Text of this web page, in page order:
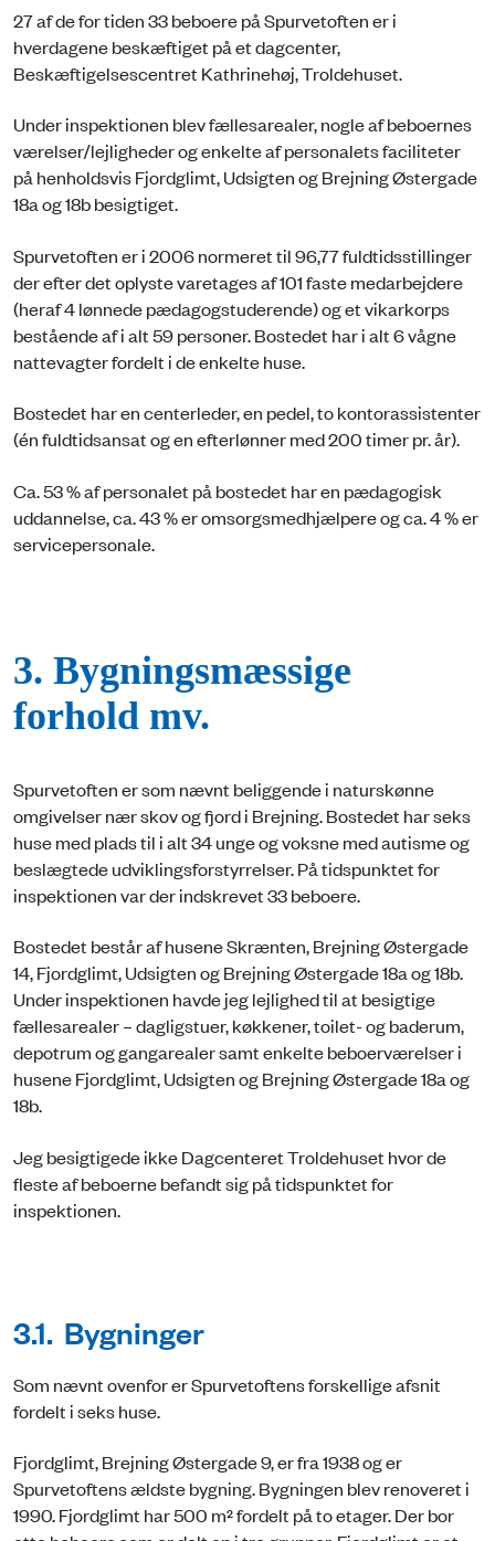
27 af de for tiden 33 beboere på Spurvetoften er i
hverdagene beskæftiget på et dagcenter,
Beskæftigelsescentret Kathrinehøj, Troldehuset.
Under inspektionen blev fællesarealer, nogle af beboernes
værelser/lejligheder og enkelte af personalets faciliteter
på henholdsvis Fjordglimt, Udsigten og Brejning Østergade
18a og 18b besigtiget.
Spurvetoften er i 2006 normeret til 96,77 fuldtidsstillinger
der efter det oplyste varetages af 101 faste medarbejdere
(heraf 4 lønnede pædagogstuderende) og et vikarkorps
bestående af i alt 59 personer. Bostedet har i alt 6 vågne
nattevagter fordelt i de enkelte huse.
Bostedet har en centerleder, en pedel, to kontorassistenter
(én fuldtidsansat og en efterlønner med 200 timer pr. år).
Ca. 53 % af personalet på bostedet har en pædagogisk
uddannelse, ca. 43 % er omsorgsmedhjælpere og ca. 4 % er
servicepersonale.
3. Bygningsmæssige
forhold mv.
Spurvetoften er som nævnt beliggende i naturskønne
omgivelser nær skov og fjord i Brejning. Bostedet har seks
huse med plads til i alt 34 unge og voksne med autisme og
beslægtede udviklingsforstyrrelser. På tidspunktet for
inspektionen var der indskrevet 33 beboere.
Bostedet består af husene Skrænten, Brejning Østergade
14, Fjordglimt, Udsigten og Brejning Østergade 18a og 18b.
Under inspektionen havde jeg lejlighed til at besigtige
fællesarealer – dagligstuer, køkkener, toilet- og baderum,
depotrum og gangarealer samt enkelte beboerværelser i
husene Fjordglimt, Udsigten og Brejning Østergade 18a og
18b.
Jeg besigtigede ikke Dagcenteret Troldehuset hvor de
fleste af beboerne befandt sig på tidspunktet for
inspektionen.
3.1. Bygninger
Som nævnt ovenfor er Spurvetoftens forskellige afsnit
fordelt i seks huse.
Fjordglimt, Brejning Østergade 9, er fra 1938 og er
Spurvetoftens ældste bygning. Bygningen blev renoveret i
1990. Fjordglimt har 500 m² fordelt på to etager. Der bor